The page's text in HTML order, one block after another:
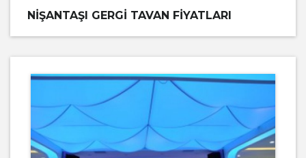
NIŞANTAŞI GERGI TAVAN FIYATLARI